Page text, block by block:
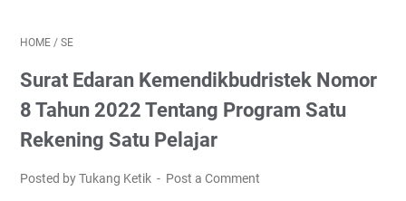
HOME / SE
Surat Edaran Kemendikbudristek Nomor
8 Tahun 2022 Tentang Program Satu
Rekening Satu Pelajar
Posted by Tukang Ketik Post a Comment